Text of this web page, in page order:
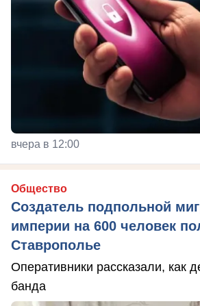
вчера в 12:00
Общество
Создатель подпольной
империи на 600 человек
Ставрополье
Оперативники рассказали, как
банда